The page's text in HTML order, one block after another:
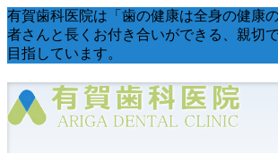
有賀歯科医院は「歯の健康は全身の健康
者さんと長くお付き合いができる、親切
目指しています。